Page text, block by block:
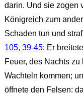
darin. Und sie zogen
Königreich zum
Schaden tun und
105, 39-45: Er
Feuer, des Nachts
Wachteln kommen;
öffnete den Felsen: